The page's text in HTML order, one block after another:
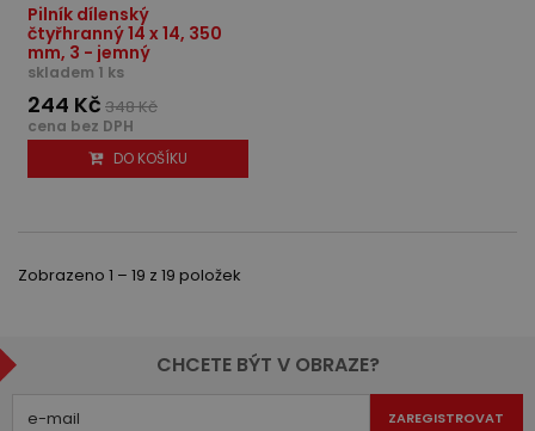
Pilník dílenský
čtyřhranný 14 x 14, 350
mm, 3 - jemný
skladem 1 ks
244 Kč 348 Kč
cena bez DPH
DO KOŠÍKU
Zobrazeno 1 – 19 z 19 položek
CHCETE BÝT V OBRAZE?
ZAREGISTROVAT